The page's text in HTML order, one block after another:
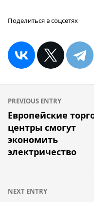
Поделиться в соцсетях
Навигация
по
записям
PREVIOUS ENTRY
Европейские
центры смогут
экономить
электричество
NEXT ENTRY